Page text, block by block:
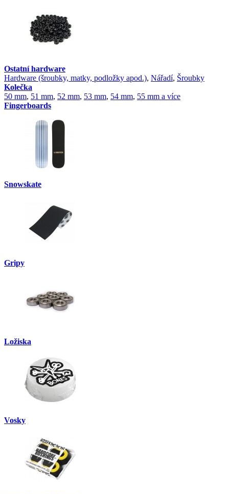
Ostatní hardware
Hardware (šroubky, matky, podložky apod.), Nářadí, Šroubky
Kolečka
50 mm, 51 mm, 52 mm, 53 mm, 54 mm, 55 mm a více
Fingerboards
Snowskate
Gripy
Ložiska
Vosky